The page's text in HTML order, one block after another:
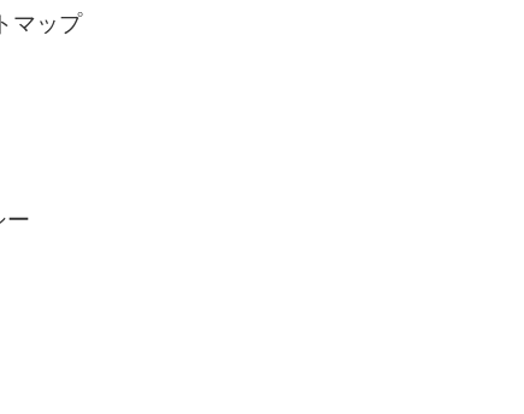
マップ
ー